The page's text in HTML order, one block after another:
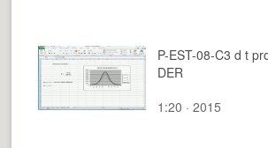
P-EST-08-C3 d t
DER
1:20 · 2015